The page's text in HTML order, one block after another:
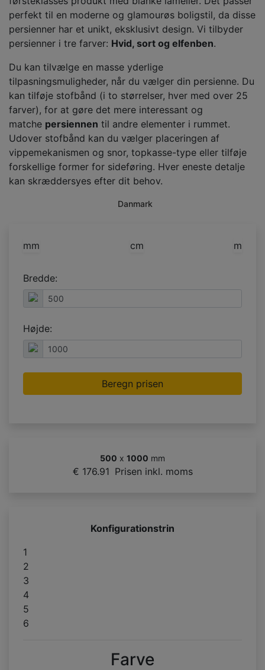
perfekt til en moderne og glamourøs boligstil, da disse
persienner har et unikt, eksklusivt design. Vi tilbyder
persienner i tre farver: Hvid, sort og elfenben.
Du kan tilvælge en masse yderlige
tilpasningsmuligheder, når du vælger din persienne. Du
kan tilføje stofbånd (i to størrelser, hver med over 25
farver), for at gøre det mere interessant og
matche persiennen til andre elementer i rummet.
Udover stofbånd kan du vælger placeringen af
vippemekanismen og snor, topkasse-type eller tilføje
forskellige former for sideføring. Hver eneste detalje
kan skræddersyes efter dit behov.
Danmark
mm cm m
Bredde:
Højde:
Beregn prisen
500 x 1000 mm
€ 176.91 Prisen inkl. moms
Konfigurationstrin
1
2
3
4
5
6
Farve